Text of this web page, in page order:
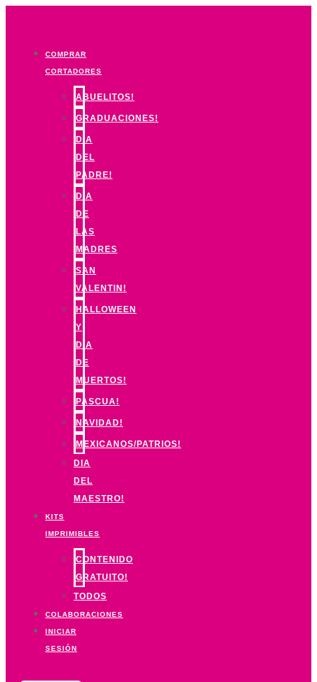
COMPRAR
CORTADORES
ABUELITOS!
GRADUACIONES!
DIA
DEL
PADRE!
DIA
DE
LAS
MADRES
SAN
VALENTIN!
HALLOWEEN
Y
DIA
DE
MUERTOS!
PASCUA!
NAVIDAD!
MEXICANOS/PATRIOS!
DIA
DEL
MAESTRO!
KITS
IMPRIMIBLES
CONTENIDO
GRATUITO!
TODOS
COLABORACIONES
INICIAR
SESIÓN